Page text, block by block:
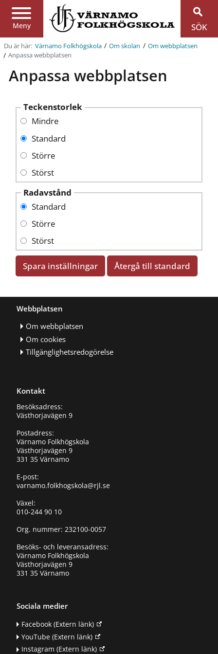
Meny
Region
Jönköpings
län
SÖK
Du är här: Värnamo Folkhögskola / Om skolan / Om webbplatsen
/ Anpassa webbplatsen
Anpassa webbplatsen
Teckenstorlek
Mindre
Standard
Större
Störst
Radavstånd
Standard
Större
Störst
Spara inställningar Återgå till standard
Webbplatsen
Om webbplatsen
Om cookies
Tillgänglighetsredogörelse
Kontakt
Besöksadress:
Västhorjavägen 9
Postadress:
Värnamo Folkhögskola
Västhorjavägen 9
331 35 Värnamo
E-post:
varnamo.folkhogskola@rjl.se
Växel:
010-244 90 10
Org. nummer: 232100-0057
Besöks- och leveransadress:
Värnamo Folkhögskola
Västhorjavägen 9
331 35 Värnamo
Sociala medier
Facebook(Extern länk)
YouTube(Extern länk)
Instagram (Extern länk)